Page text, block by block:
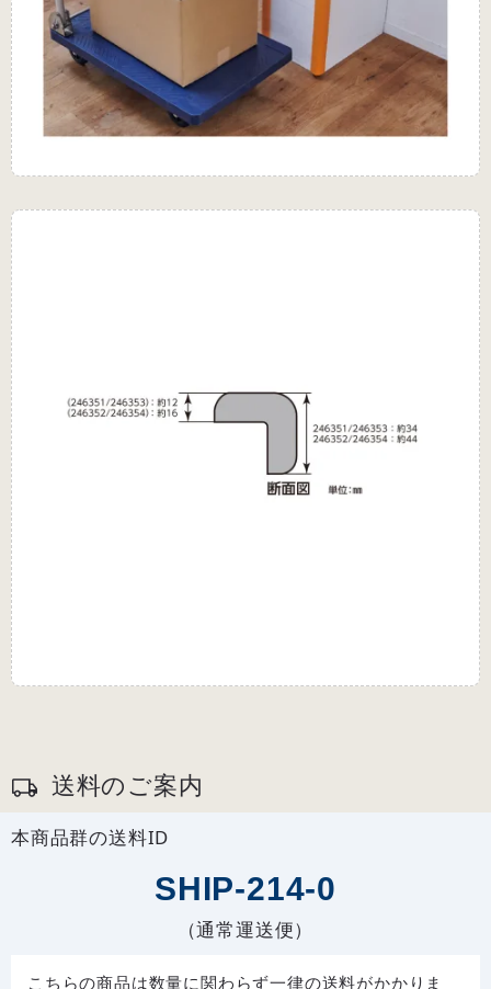
送料のご案内
本商品群の送料ID
SHIP-214-0
（通常運送便）
こちらの商品は数量に関わらず一律の送料がかかりま